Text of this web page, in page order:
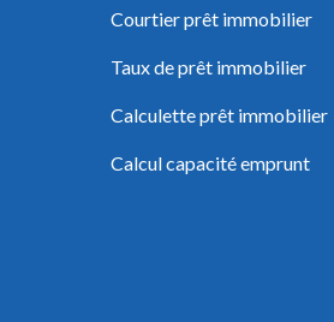
Courtier prêt immobilier
Taux de prêt immobilier
Calculette prêt immobilier
Calcul capacité emprunt